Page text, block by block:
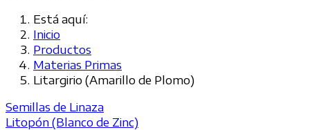
Está aquí:
Inicio
Productos
Materias Primas
Litargirio (Amarillo de Plomo)
Semillas de Linaza
Litopón (Blanco de Zinc)